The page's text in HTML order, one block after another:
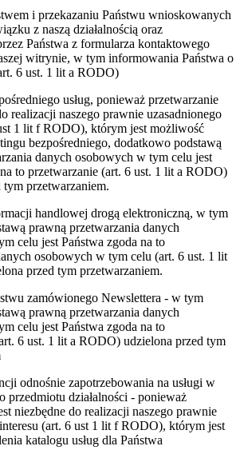
i przekazaniu Państwu wnioskowanych
z naszą działalnością oraz
Państwa z formularza kontaktowego
witrynie, w tym informowania Państwa o
6 ust. 1 lit a RODO)
usług, ponieważ przetwarzanie
realizacji naszego prawnie uzasadnionego
1 lit f RODO), którym jest możliwość
bezpośredniego, dodatkowo podstawą
danych osobowych w tym celu jest
to przetwarzanie (art. 6 ust. 1 lit a RODO)
tym przetwarzaniem.
handlowej drogą elektroniczną, w tym
prawną przetwarzania danych
celu jest Państwa zgoda na to
osobowych w tym celu (art. 6 ust. 1 lit
przed tym przetwarzaniem.
zamówionego Newslettera - w tym
prawną przetwarzania danych
celu jest Państwa zgoda na to
6 ust. 1 lit a RODO) udzielona przed tym
odnośnie zapotrzebowania na usługi w
przedmiotu działalności - ponieważ
niezbędne do realizacji naszego prawnie
(art. 6 ust 1 lit f RODO), którym jest
katalogu usług dla Państwa